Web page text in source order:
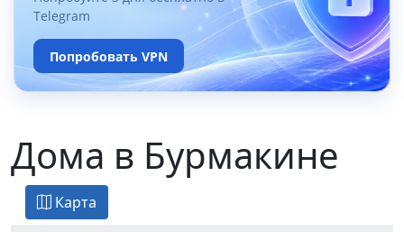
Telegram
Попробовать VPN
Дома в Бурмакине
Карта